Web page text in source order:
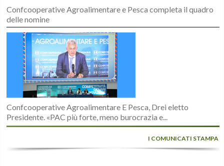
Confcooperative Agroalimentare e Pesca completa il quadro
delle nomine
Confcooperative Agroalimentare E Pesca, Drei eletto
Presidente. «PAC più forte, meno burocrazia e...
I COMUNICATI STAMPA